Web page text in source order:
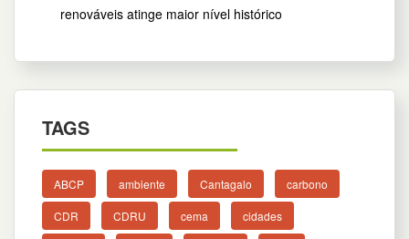
renováveis atinge maior nível histórico
TAGS
ABCP ambiente Cantagalo carbono
CDR CDRU cema cidades